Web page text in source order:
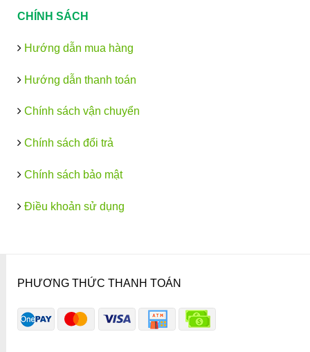
CHÍNH SÁCH
Hướng dẫn mua hàng
Hướng dẫn thanh toán
Chính sách vận chuyển
Chính sách đổi trả
Chính sách bảo mật
Điều khoản sử dụng
PHƯƠNG THỨC THANH TOÁN